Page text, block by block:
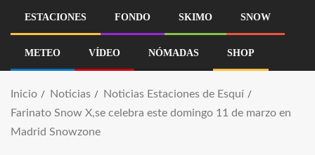
ESTACIONES FONDO SKIMO SNOW
METEO VÍDEO NÓMADAS SHOP
Inicio Noticias
Noticias Estaciones de Esquí
Farinato Snow X,se celebra este domingo 11 de marzo en
Madrid Snowzone